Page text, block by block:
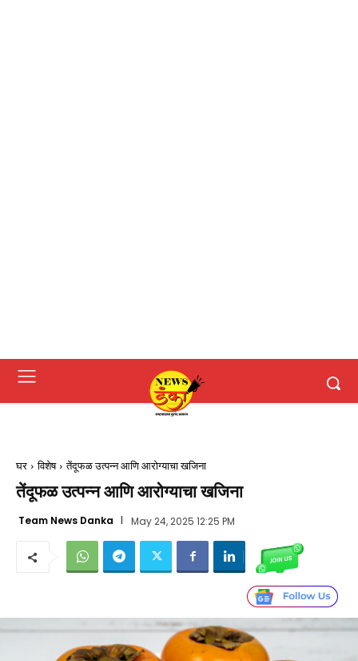
घर विशेष तेंदूफळ उत्पन्न आणि आरोग्याचा खजिना
तेंदूफळ उत्पन्न आणि आरोग्याचा खजिना
Team News Danka May 24, 2025 12:25 PM